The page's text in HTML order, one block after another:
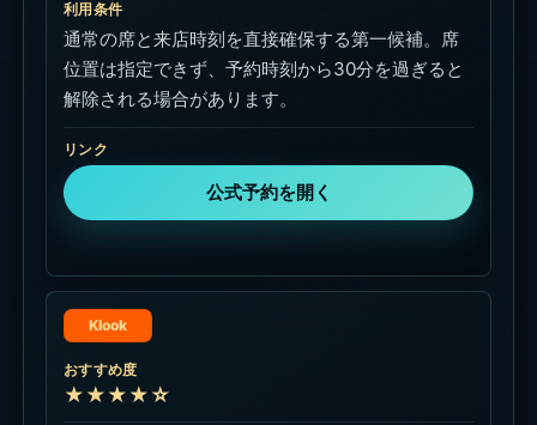
利用条件
通常の席と来店時刻を直接確保する第一候補。席
位置は指定できず、予約時刻から30分を過ぎると
解除される場合があります。
リンク
公式予約を開く
Klook
おすすめ度
★★★★☆